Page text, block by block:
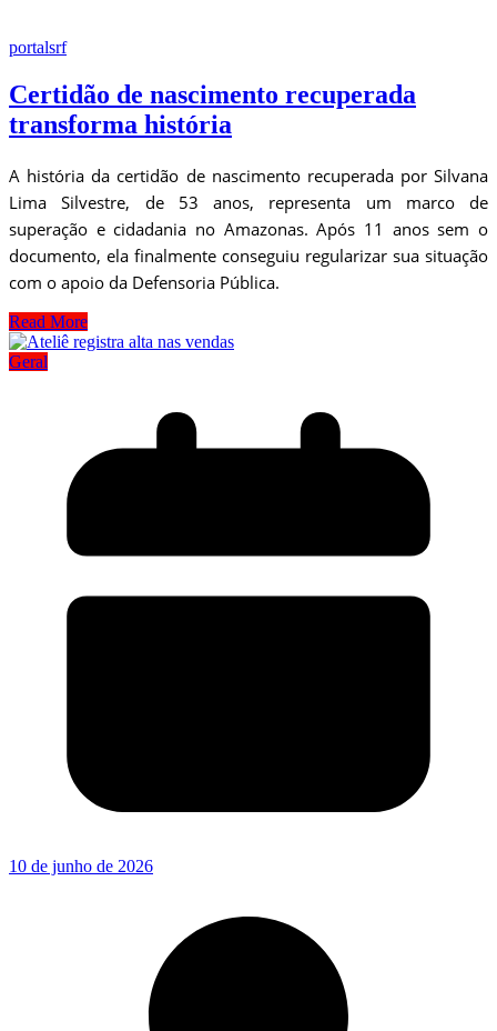
portalsrf
Certidão de nascimento recuperada
transforma história
A história da certidão de nascimento recuperada por Silvana
Lima Silvestre, de 53 anos, representa um marco de
superação e cidadania no Amazonas. Após 11 anos sem o
documento, ela finalmente conseguiu regularizar sua situação
com o apoio da Defensoria Pública.
Read More
Geral
10 de junho de 2026